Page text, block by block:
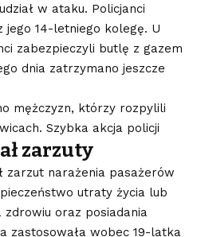
w ataku. Policjanci
14-letniego kolegę. U
zabezpieczyli butlę z gazem
dnia zatrzymano jeszcze
mężczyzn, którzy rozpylili
Szybka akcja policji
zarzuty
zarzut narażenia pasażerów
utraty życia lub
zdrowiu oraz posiadania
zastosowała wobec 19-latka